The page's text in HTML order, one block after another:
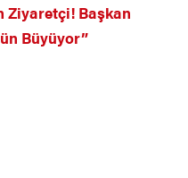
Ziyaretçi! Başkan
Büyüyor”